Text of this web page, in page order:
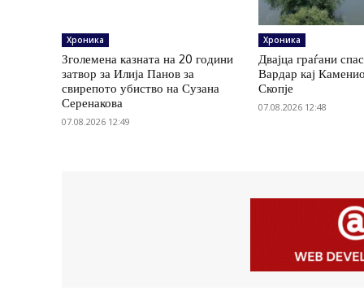
Хроника
Зголемена казната на 20 години
затвор за Илија Панов за
свирепото убиство на Сузана
Серенакова
07.08.2026 12:49
Хроника
Двајца граѓани
Вардар кај
Скопје
07.08.2026 12:48